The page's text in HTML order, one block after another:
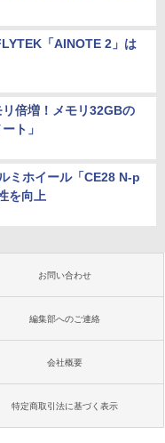
「AINOTE 2」は
倍増！メモリ32GBの
ト」
ミホイール「CE28 N-p
を向上
お問い合わせ
編集部へのご連絡
会社概要
特定商取引法に基づく表示